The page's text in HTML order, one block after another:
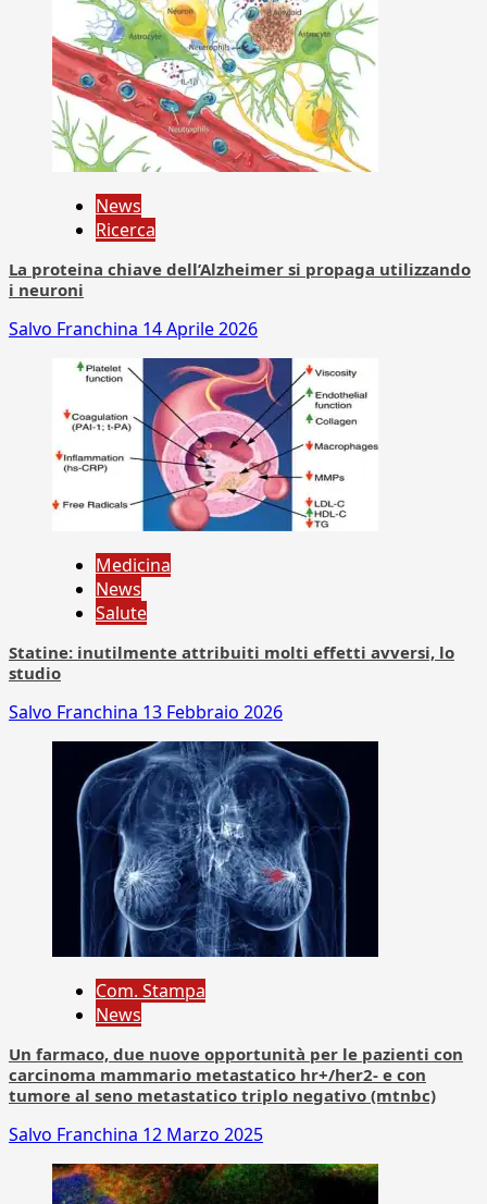
News
Ricerca
La proteina chiave dell’Alzheimer si propaga utilizzando
i neuroni
Salvo Franchina 14 Aprile 2026
Medicina
News
Salute
Statine: inutilmente attribuiti molti effetti avversi, lo
studio
Salvo Franchina 13 Febbraio 2026
Com. Stampa
News
Un farmaco, due nuove opportunità per le pazienti con
carcinoma mammario metastatico hr+/her2- e con
tumore al seno metastatico triplo negativo (mtnbc)
Salvo Franchina 12 Marzo 2025